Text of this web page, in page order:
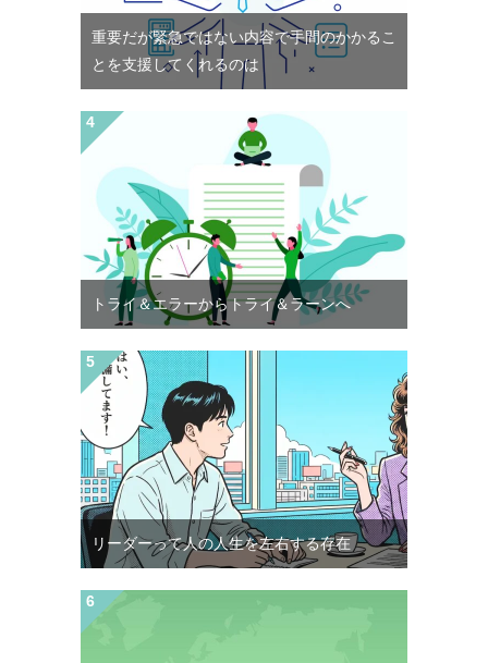
重要だが緊急ではない内容で手間のかかるこ
とを支援してくれるのは
トライ＆エラーからトライ＆ラーンへ
リーダーって人の人生を左右する存在